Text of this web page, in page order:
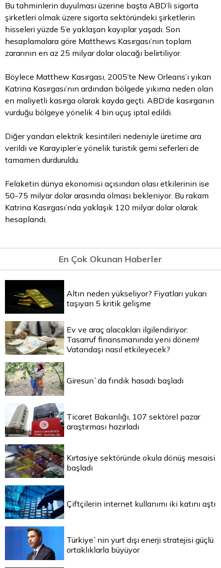
Bu tahminlerin duyulması üzerine başta ABD’li sigorta
şirketleri olmak üzere sigorta sektöründeki şirketlerin
hisseleri yüzde 5’e yaklaşan kayıplar yaşadı. Son
hesaplamalara göre Matthews Kasırgası’nın toplam
zararının en az 25 milyar dolar olacağı belirtiliyor.
Böylece Matthew Kasırgası, 2005’te New Orleans’ı yıkan
Katrina Kasırgası’nın ardından bölgede yıkıma neden olan
en maliyetli kasırga olarak kayda geçti. ABD’de kasırganın
vurduğu bölgeye yönelik 4 bin uçuş iptal edildi.
Diğer yandan elektrik kesintileri nedeniyle üretime ara
verildi ve Karayipler’e yönelik turistik gemi seferleri de
tamamen durduruldu.
Felaketin dünya ekonomisi açısından olası etkilerinin ise
50-75 milyar dolar arasında olması bekleniyor. Bu rakam
Katrina Kasırgası’nda yaklaşık 120 milyar dolar olarak
hesaplandı.
En Çok Okunan Haberler
Altın neden yükseliyor? Fiyatları yukarı
taşıyan 5 kritik gelişme
Ev ve araç alacakları ilgilendiriyor:
Tasarruf finansmanında yeni dönem!
Vatandaşı nasıl etkileyecek?
Giresun`da fındık hasadı başladı
Ticaret Bakanlığı, 107 sektörel pazar
araştırması hazırladı
Kırtasiye sektöründe okula dönüş mesaisi
başladı
Çiftçilerin internet kullanımı iki katını aştı
Türkiye`nin yurt dışı enerji stratejisi güçlü
ortaklıklarla büyüyor